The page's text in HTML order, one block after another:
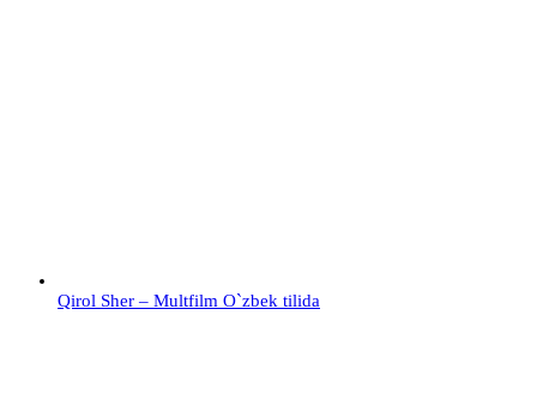
Qirol Sher – Multfilm O`zbek tilida